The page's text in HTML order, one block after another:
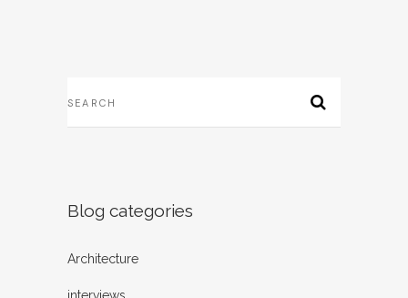
Blog categories
Architecture